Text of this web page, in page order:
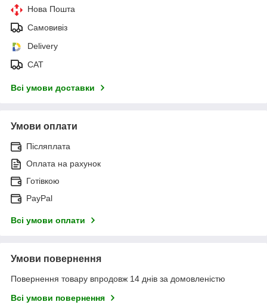
Нова Пошта
Самовивіз
Delivery
САТ
Всі умови доставки
Умови оплати
Післяплата
Оплата на рахунок
Готівкою
PayPal
Всі умови оплати
Умови повернення
Повернення товару впродовж 14 днів за домовленістю
Всі умови повернення